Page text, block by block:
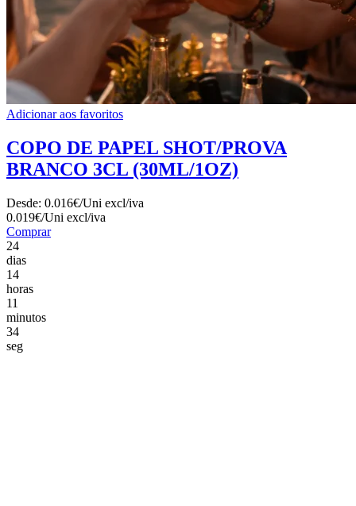
Adicionar aos favoritos
COPO DE PAPEL SHOT/PROVA
BRANCO 3CL (30ML/1OZ)
Desde: 0.016€/Uni excl/iva
0.019€/Uni excl/iva
Comprar
24
dias
14
horas
11
minutos
32
seg